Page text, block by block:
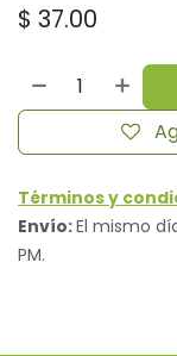
$ 37.00
Términos y
Envío:El mismo
PM.